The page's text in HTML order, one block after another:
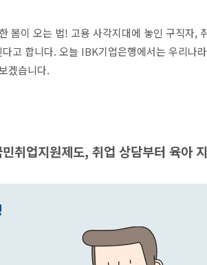
봄이 오는 법! 고용 사각지대에 놓인 구직자,
고 합니다. 오늘 IBK기업은행에서는 우리나
겠습니다.
민취업지원제도, 취업 상담부터 육아